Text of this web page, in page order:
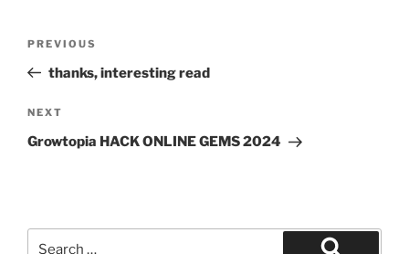
Previous
Post
PREVIOUS
thanks, interesting read
Next
Post
NEXT
Growtopia HACK ONLINE GEMS 2024